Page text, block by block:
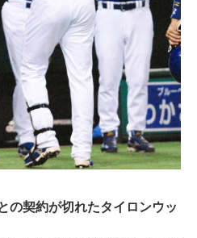
の契約が切れたタイロンウッ